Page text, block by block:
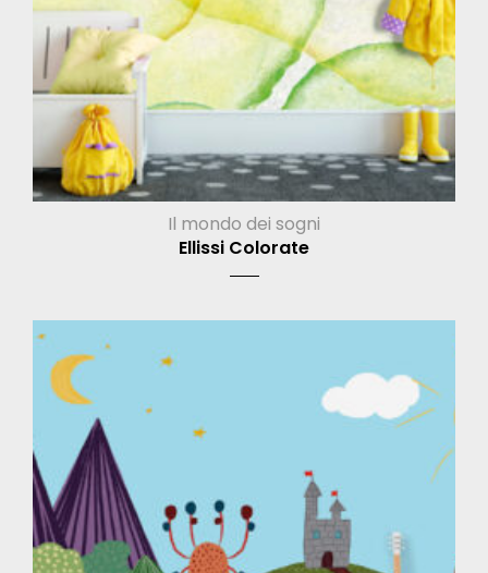
Il mondo dei sogni
Ellissi Colorate